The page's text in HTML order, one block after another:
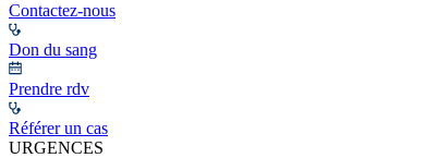
Contactez-nous
Don du sang
Prendre rdv
Référer un cas
URGENCES